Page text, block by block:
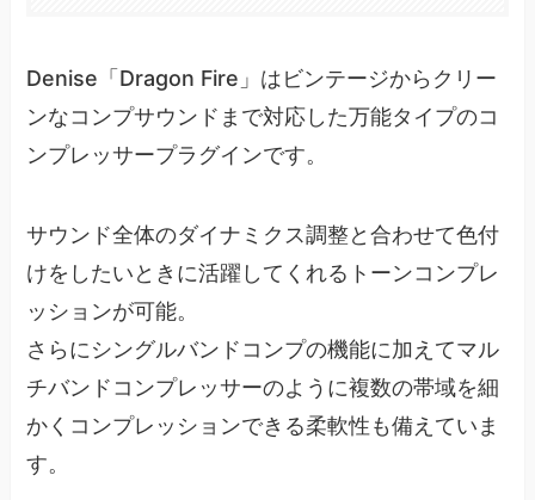
Denise「Dragon Fire」はビンテージからクリー
ンなコンプサウンドまで対応した万能タイプのコ
ンプレッサープラグインです。
サウンド全体のダイナミクス調整と合わせて色付
けをしたいときに活躍してくれるトーンコンプレ
ッションが可能。
さらにシングルバンドコンプの機能に加えてマル
チバンドコンプレッサーのように複数の帯域を細
かくコンプレッションできる柔軟性も備えていま
す。